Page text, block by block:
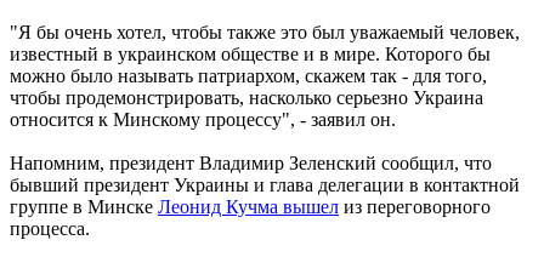
"Я бы очень хотел, чтобы также это был уважаемый человек,
известный в украинском обществе и в мире. Которого бы
можно было называть патриархом, скажем так - для того,
чтобы продемонстрировать, насколько серьезно Украина
относится к Минскому процессу", - заявил он.
Напомним, президент Владимир Зеленский сообщил, что
бывший президент Украины и глава делегации в контактной
группе в Минске Леонид Кучма вышел из переговорного
процесса.